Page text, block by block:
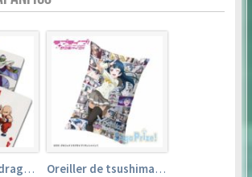
Jeux de cartes dragon ball Oreiller de tsushima yoshiko (35cm×53cm) – love live! sunshine!!